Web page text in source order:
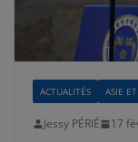
ACTUALITÉS ASIE
Jessy PÉRIÉ 17